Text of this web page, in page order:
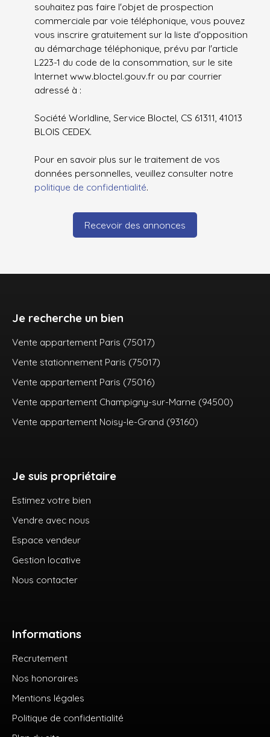
souhaitez pas faire l'objet de prospection
commerciale par voie téléphonique, vous pouvez
vous inscrire gratuitement sur la liste d'opposition
au démarchage téléphonique, prévu par l'article
L223-1 du code de la consommation, sur le site
Internet www.bloctel.gouv.fr ou par courrier
adressé à :
Société Worldline, Service Bloctel, CS 61311, 41013
BLOIS CEDEX.
Pour en savoir plus sur le traitement de vos
données personnelles, veuillez consulter notre
politique de confidentialité.
Recevoir des annonces
Je recherche un bien
Vente appartement Paris (75017)
Vente stationnement Paris (75017)
Vente appartement Paris (75016)
Vente appartement Champigny-sur-Marne (94500)
Vente appartement Noisy-le-Grand (93160)
Je suis propriétaire
Estimez votre bien
Vendre avec nous
Espace vendeur
Gestion locative
Nous contacter
Informations
Recrutement
Nos honoraires
Mentions légales
Politique de confidentialité